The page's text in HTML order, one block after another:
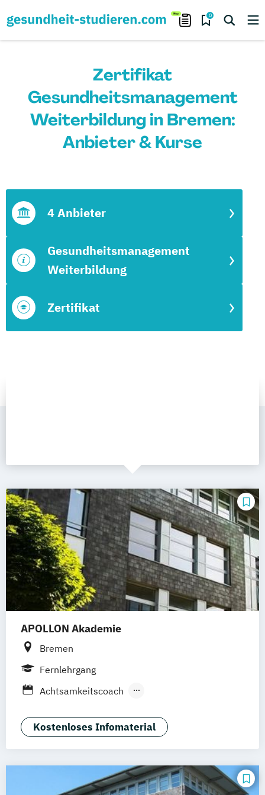
0
Zertifikat
Gesundheitsmanagement
Weiterbildung in Bremen:
Anbieter & Kurse
Zertifikat
Gesundheitsmanagement
Weiterbildung
4 Anbieter
APOLLON Akademie
Bremen
Fernlehrgang
Achtsamkeitscoach
§§ 43b
53b SGB XI Altenpflegemanagement
Ernährungsberater für vegetarische und
vegane Ernährung
Kostenloses Infomaterial